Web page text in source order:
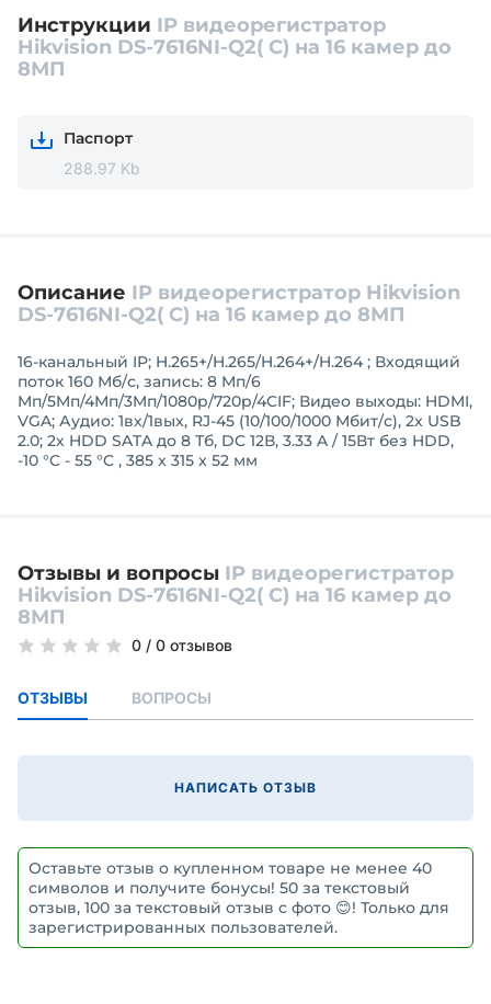
Инструкции IP видеорегистратор
Hikvision DS-7616NI-Q2( C) на 16 камер до
8МП
Паспорт
288.97 Kb
Описание IP видеорегистратор Hikvision
DS-7616NI-Q2( C) на 16 камер до 8МП
16-канальный IP; H.265+/H.265/H.264+/H.264 ; Входящий
поток 160 Мб/с, запись: 8 Мп/6
Мп/5Mп/4Мп/3Mп/1080p/720p/4CIF; Видео выходы: HDMI,
VGA; Аудио: 1вх/1вых, RJ-45 (10/100/1000 Мбит/с), 2x USB
2.0; 2х HDD SATA до 8 Тб, DC 12В, 3.33 A / 15Вт без HDD,
-10 °C - 55 °C , 385 x 315 x 52 мм
Отзывы и вопросы IP видеорегистратор
Hikvision DS-7616NI-Q2( C) на 16 камер до
8МП
0 / 0 отзывов
ОТЗЫВЫ ВОПРОСЫ
НАПИСАТЬ ОТЗЫВ
Оставьте отзыв о купленном товаре не менее 40
символов и получите бонусы! 50 за текстовый
отзыв, 100 за текстовый отзыв с фото 😊! Только для
зарегистрированных пользователей.